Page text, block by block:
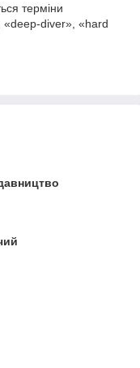
терміни
diver», «hard